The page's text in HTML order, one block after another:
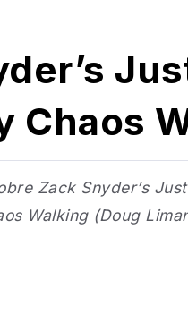
Chaos
Zack Snyder’s
Walking (Doug